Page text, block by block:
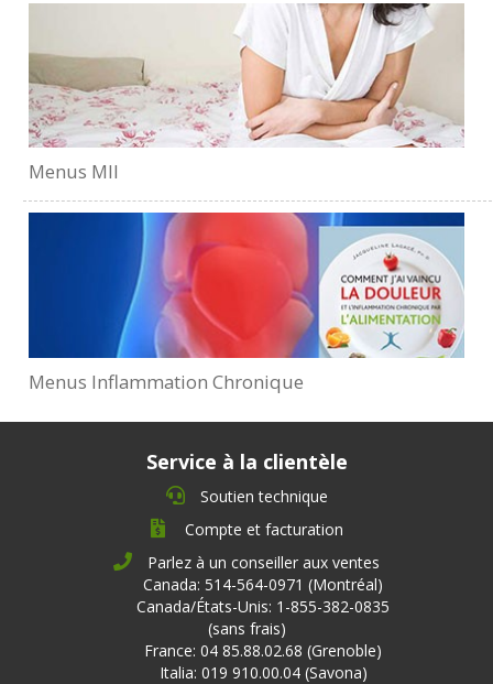
Menus MII
Menus Inflammation Chronique
Service à la clientèle
Soutien technique
Compte et facturation
Parlez à un conseiller aux ventes
Canada: 514-564-0971 (Montréal)
Canada/États-Unis: 1-855-382-0835
(sans frais)
France: 04 85.88.02.68 (Grenoble)
Italia: 019 910.00.04 (Savona)